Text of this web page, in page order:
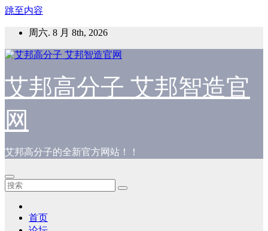
跳至内容
周六. 8 月 8th, 2026
艾邦高分子 艾邦智造官
网
艾邦高分子的全新官方网站！！
首页